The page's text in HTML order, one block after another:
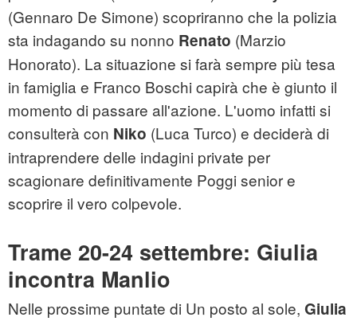
(Gennaro De Simone) scopriranno che la polizia
sta indagando su nonno Renato (Marzio
Honorato). La situazione si farà sempre più tesa
in famiglia e Franco Boschi capirà che è giunto il
momento di passare all'azione. L'uomo infatti si
consulterà con Niko (Luca Turco) e deciderà di
intraprendere delle indagini private per
scagionare definitivamente Poggi senior e
scoprire il vero colpevole.
Trame 20-24 settembre: Giulia
incontra Manlio
Nelle prossime puntate di Un posto al sole, Giulia